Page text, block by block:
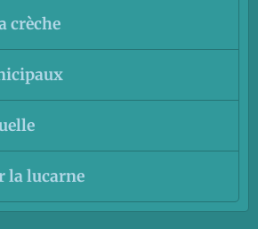
crèche
la lucarne